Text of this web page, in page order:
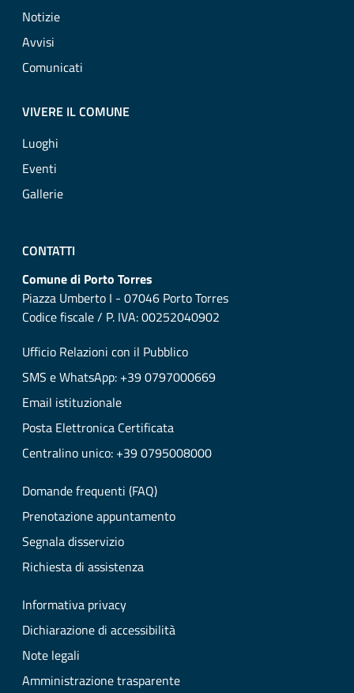
Notizie
Avvisi
Comunicati
VIVERE IL COMUNE
Luoghi
Eventi
Gallerie
CONTATTI
Comune di Porto Torres
Piazza Umberto I - 07046 Porto Torres
Codice fiscale / P. IVA: 00252040902
Ufficio Relazioni con il Pubblico
SMS e WhatsApp: +39 0797000669
Email istituzionale
Posta Elettronica Certificata
Centralino unico: +39 0795008000
Domande frequenti (FAQ)
Prenotazione appuntamento
Segnala disservizio
Richiesta di assistenza
Informativa privacy
Dichiarazione di accessibilità
Note legali
Amministrazione trasparente